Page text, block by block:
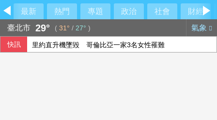
最新 熱門 專題 政治 社會
財經
臺北市 29° ( 31° / 27° ) 氣象
快訊 里約直升機墜毀 哥倫比亞一家3名女性罹難